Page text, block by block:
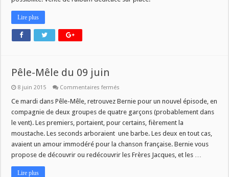
Lire plus
Pêle-Mêle du 09 juin
8 juin 2015 Commentaires fermés
Mêle
09
juin
Ce mardi dans Pêle-Mêle, retrouvez Bernie pour un nouvel épisode, en
compagnie de deux groupes de quatre garçons (probablement dans
le vent). Les premiers, portaient, pour certains, fièrement la
moustache. Les seconds arboraient une barbe. Les deux en tout cas,
avaient un amour immodéré pour la chanson française. Bernie vous
propose de découvrir ou redécouvrir les Frères Jacques, et les …
Lire plus